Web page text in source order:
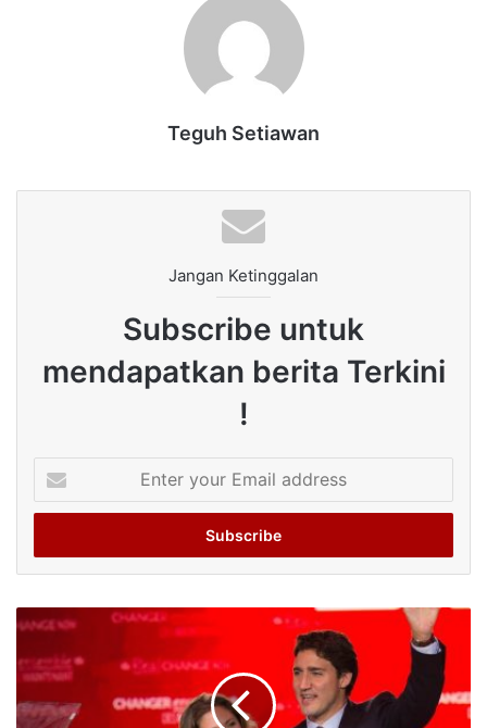
Teguh Setiawan
Jangan Ketinggalan
Subscribe untuk
mendapatkan berita Terkini
!
your
Email